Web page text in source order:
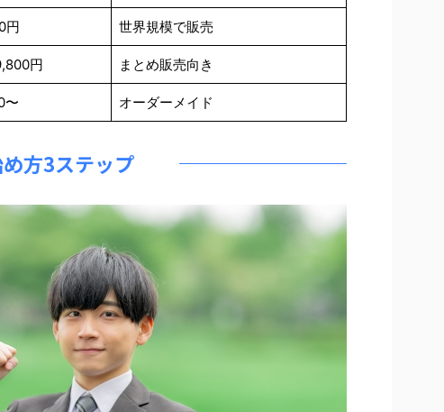
円 世界規模で販売
円 まとめ販売向き
〜 オーダーメイド
方3ステップ